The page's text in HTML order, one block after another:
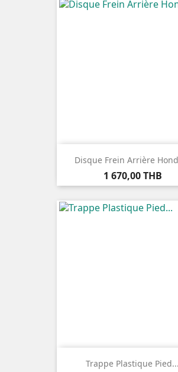
Disque Frein Arrière
Prix
1 670,00 THB
Trappe Plastique Pied...